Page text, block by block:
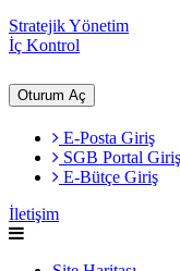
Stratejik Yönetim
İç Kontrol
Oturum Aç
E-Posta Giriş
SGB Portal Giriş
E-Bütçe Giriş
İletişim